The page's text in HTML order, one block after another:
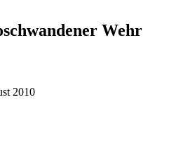
Wehr
2010